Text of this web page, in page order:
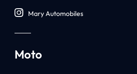
Mary Automobiles
Moto